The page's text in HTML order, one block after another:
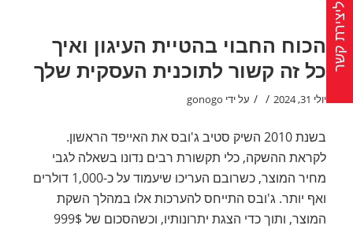
הכוח החבוי בהטיית העיגון ואיך
כל זה קשור לתוכנית העסקית שלך
יולי 31, 2024 /
/ על ידי gonogo
בשנת 2010 השיק סטיב ג'ובס את האייפד הראשון.
לקראת ההשקה, כלי תקשורת רבים נדונו בשאלה לגבי
מחיר המוצר, כשרובם העריכו שיעמוד על כ-1,000 דולרים
ואף יותר. ג'ובס התייחס להערכות אלו במהלך השקת
המוצר, ותוך כדי הצגת יתרונותיו, וכשהסכום של 999$
ליצירת קשר